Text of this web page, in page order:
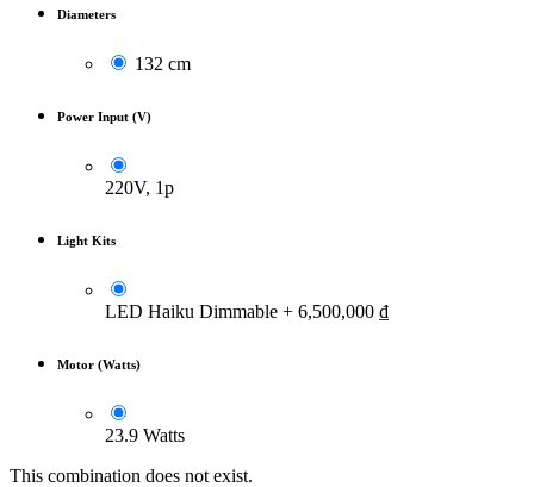
Diameters
132 cm
Power Input (V)
220V, 1p
Light Kits
LED Haiku Dimmable + 6,500,000 ₫
Motor (Watts)
23.9 Watts
This combination does not exist.